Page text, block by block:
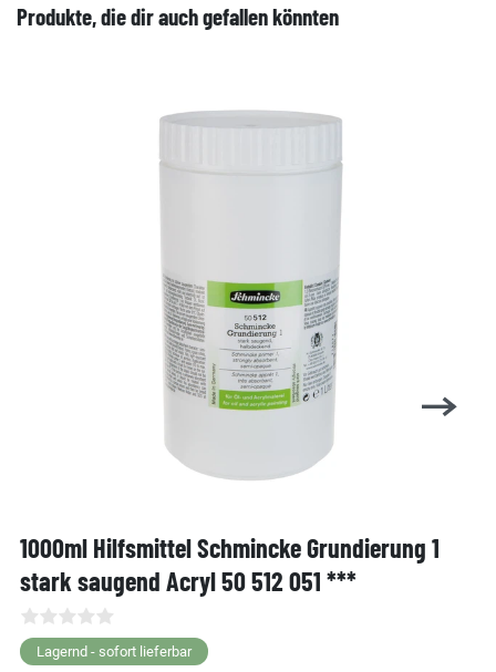
Produkte, die dir auch gefallen könnten
1000ml Hilfsmittel Schmincke Grundierung 1
stark saugend Acryl 50 512 051 ***
Lagernd - sofort lieferbar